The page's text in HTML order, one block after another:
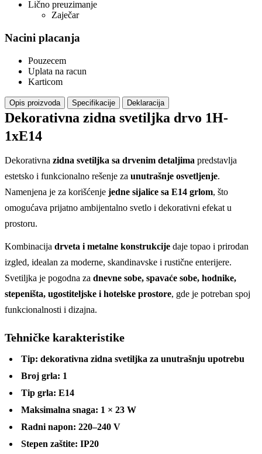
Lično preuzimanje
Zaječar
Nacini placanja
Pouzecem
Uplata na racun
Karticom
Opis proizvoda Specifikacije Deklaracija
Dekorativna zidna svetiljka drvo 1H-
1xE14
Dekorativna zidna svetiljka sa drvenim detaljima predstavlja
estetsko i funkcionalno rešenje za unutrašnje osvetljenje.
Namenjena je za korišćenje jedne sijalice sa E14 grlom, što
omogućava prijatno ambijentalno svetlo i dekorativni efekat u
prostoru.
Kombinacija drveta i metalne konstrukcije daje topao i prirodan
izgled, idealan za moderne, skandinavske i rustične enterijere.
Svetiljka je pogodna za dnevne sobe, spavaće sobe, hodnike,
stepeništa, ugostiteljske i hotelske prostore, gde je potreban spoj
funkcionalnosti i dizajna.
Tehničke karakteristike
Tip: dekorativna zidna svetiljka za unutrašnju upotrebu
Broj grla: 1
Tip grla: E14
Maksimalna snaga: 1 × 23 W
Radni napon: 220–240 V
Stepen zaštite: IP20